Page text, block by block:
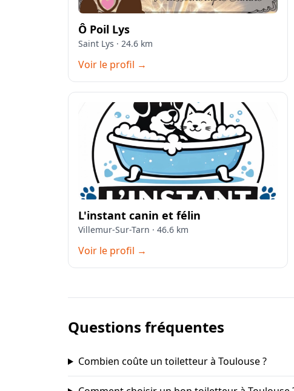
Ô Poil Lys
Saint Lys · 24.6 km
Voir le profil →
L'instant canin et félin
Villemur-Sur-Tarn · 46.6 km
Voir le profil →
Questions fréquentes
Combien coûte un toiletteur à Toulouse ?